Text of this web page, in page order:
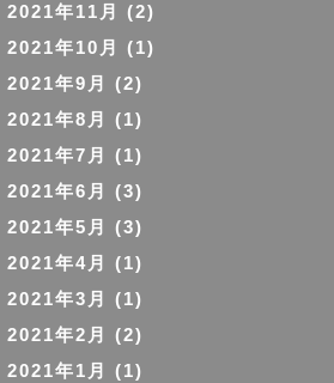
2021年11月
(2)
2021年10月
(1)
2021年9月
(2)
2021年8月
(1)
2021年7月
(1)
2021年6月
(3)
2021年5月
(3)
2021年4月
(1)
2021年3月
(1)
2021年2月
(2)
2021年1月
(1)